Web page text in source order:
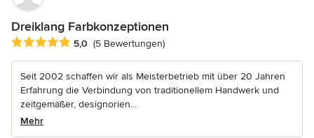
Dreiklang Farbkonzeptionen
Durchschnittliche Bewertung: 5 von 5 Sternen
5,0 (5 Bewertungen)
Seit 2002 schaffen wir als Meisterbetrieb mit über 20 Jahren
Erfahrung die Verbindung von traditionellem Handwerk und
zeitgemäßer, designorien...
Mehr